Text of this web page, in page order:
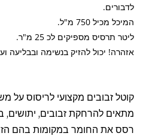
לדבורים.
המיכל מכיל 750 מ"ל.
ליטר תרסיס מספיקים לכ 25 מ"ר.
אזהרה! יכול להזיק בנשימה ובבליעה
קוטל זבובים מקצועי לריסוס על
מתאים להרחקת זבובים, יתושים,
רסס את החומר במקומות בהם